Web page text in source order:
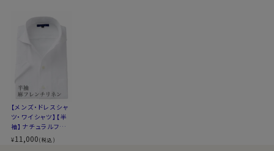
近いフィット感が出てまいります。
いませんので、ご安心の上、快適にご着用ください。
麻ってしわになるからちょっと。。。。という方も多いと思い
ますが、しわが出来た状態で着るのが麻の衣類の着こな
し方です。
リネンシャツは乾燥速度全繊維中一番の速乾性能を誇
る、汗ばむ暑い夏を快適に過ごすために最適な1枚とい
【メンズ・ドレスシャ
ツ・ワイシャツ】【半
袖】ナチュラルフィッ
ト・麻リネン・イタリ
アンカラー・ワイドカ
¥11,000(税込)